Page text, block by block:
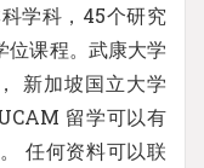
学科，45个研究
位课程。武康大学
新加坡国立大学
留学可以有
任何资料可以联